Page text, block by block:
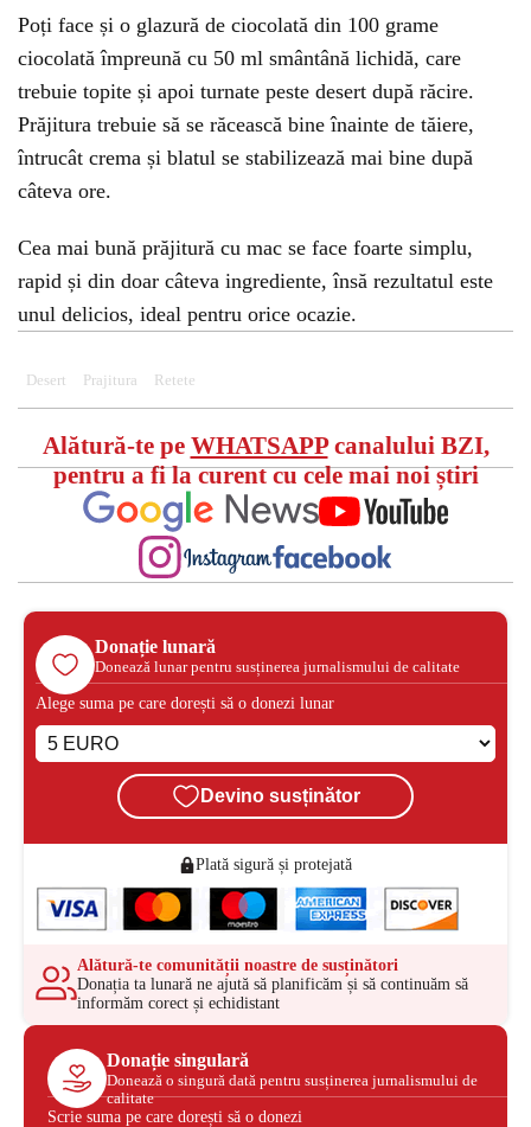
Poți face și o glazură de ciocolată din 100 grame
ciocolată împreună cu 50 ml smântână lichidă, care
trebuie topite și apoi turnate peste desert după răcire.
Prăjitura trebuie să se răcească bine înainte de tăiere,
întrucât crema și blatul se stabilizează mai bine după
câteva ore.
Cea mai bună prăjitură cu mac se face foarte simplu,
rapid și din doar câteva ingrediente, însă rezultatul este
unul delicios, ideal pentru orice ocazie.
Desert Prajitura Retete
Alătură-te pe WHATSAPPcanalului BZI,
pentru a fi la curent cu cele mai noi știri
Donație lunară
Donează lunar pentru susținerea jurnalismului de calitate
Alege suma pe care dorești să o donezi lunar
Devino susținător
Plată sigură și protejată
Alătură-te comunității noastre de susținători
Donația ta lunară ne ajută să planificăm și să continuăm să
informăm corect și echidistant
Donație singulară
Donează o singură dată pentru susținerea jurnalismului de
calitate
Scrie suma pe care dorești să o donezi